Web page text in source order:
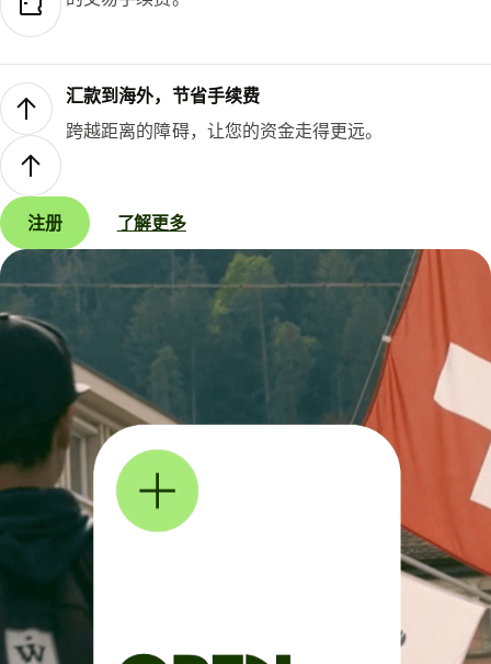
汇款到海外，节省手续费
跨越距离的障碍，让您的资金走得更远。
注册 了解更多